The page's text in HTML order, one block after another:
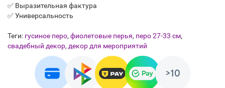
✅ Выразительная фактура
✅ Универсальность
Теги: гусиное перо, фиолетовые перья, перо 27-33 см,
свадебный декор, декор для мероприятий